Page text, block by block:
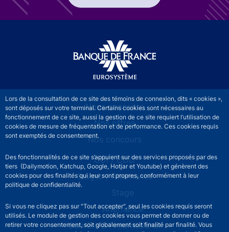
Lors de la consultation de ce site des témoins de connexion, dits « cookies »,
sont déposés sur votre terminal. Certains cookies sont nécessaires au
fonctionnement de ce site, aussi la gestion de ce site requiert l’utilisation de
cookies de mesure de fréquentation et de performance. Ces cookies requis
sont exemptés de consentement.
Des fonctionnalités de ce site s’appuient sur des services proposés par des
tiers (Dailymotion, Katchup, Google, Hotjar et Youtube) et génèrent des
cookies pour des finalités qui leur sont propres, conformément à leur
politique de confidentialité.
Si vous ne cliquez pas sur "Tout accepter", seul les cookies requis seront
utilisés. Le module de gestion des cookies vous permet de donner ou de
retirer votre consentement, soit globalement soit finalité par finalité. Vous
RECRUTEMENT - Menu Principal
Nous connaitre
Nos offres
Nos concours
CDI / CDD
Stages / Alternance
Stage
Alternance
Carrière à l'international